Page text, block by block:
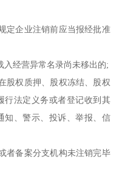
定企业注销前应当报经批准
入经营异常名录尚未移出的;
股权质押、股权冻结、股权
行法定义务或者登记收到其
知、警示、投诉、举报、信
者备案分支机构未注销完毕